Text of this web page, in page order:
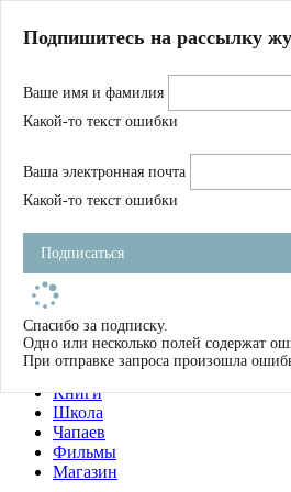
Магазин
Журнал
Школа
Устав
Фильмы
Имена
Тэги
О нас
Журнал
Книги
Школа
Чапаев
Фильмы
Магазин
Подпишитесь на рассылку
Ваше имя и фамилия
Какой-то текст ошибки
Ваша электронная почта
Какой-то текст ошибки
Подписаться
Спасибо за подписку.
Одно или несколько полей содержат
При отправке запроса произошла